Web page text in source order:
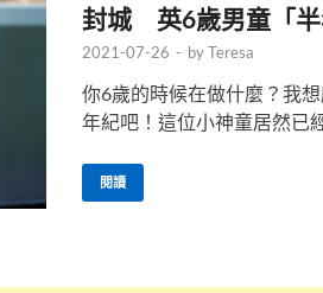
封城 英6歲男童「半
2021-07-26 - byTeresa
你6歲的時候在做什麼？我
年紀吧！這位小神童居然已
閱讀